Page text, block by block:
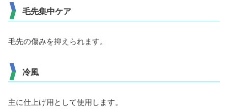
毛先集中ケア
毛先の傷みを抑えられます。
冷風
主に仕上げ用として使用します。